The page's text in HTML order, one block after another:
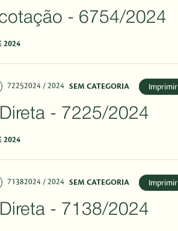
- 6754/2024
2024
72252024 / 2024 SEM CATEGORIA Imprimir
- 7225/2024
2024
71382024 / 2024 SEM CATEGORIA Imprimir
- 7138/2024